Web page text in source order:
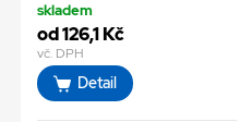
skladem
od 126,1 Kč
vč. DPH
Detail